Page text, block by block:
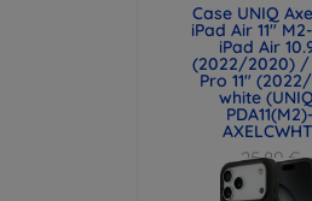
Case UNIQ
iPad Air 11"
iPad Air
(2022/2020) /
Pro 11"
white
PDA11(M2)-
25,89 €
19,42 €